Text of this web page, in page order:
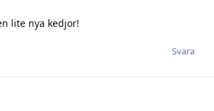
lite nya kedjor!
Svara